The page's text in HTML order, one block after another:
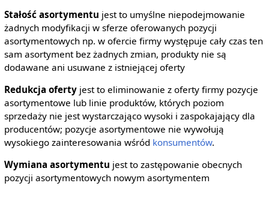
Stałość asortymentu jest to umyślne niepodejmowanie
żadnych modyfikacji w sferze oferowanych pozycji
asortymentowych np. w ofercie firmy występuje cały czas ten
sam asortyment bez żadnych zmian, produkty nie są
dodawane ani usuwane z istniejącej oferty
Redukcja ofertyjest to eliminowanie z oferty firmy pozycje
asortymentowe lub linie produktów, których poziom
sprzedaży nie jest wystarczająco wysoki i zaspokajający dla
producentów; pozycje asortymentowe nie wywołują
wysokiego zainteresowania wśród konsumentów.
Wymiana asortymentu jest to zastępowanie obecnych
pozycji asortymentowych nowym asortymentem